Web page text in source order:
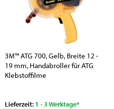
3M™ ATG 700, Gelb, Breite 12 -
19 mm, Handabroller für ATG
Klebstoffilme
Lieferzeit: 1 - 3 Werktage*